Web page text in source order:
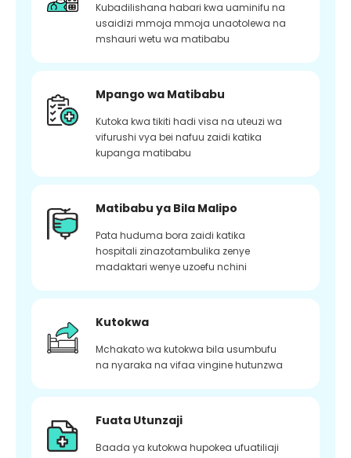
Kubadilishana habari kwa uaminifu na
usaidizi mmoja mmoja unaotolewa na
mshauri wetu wa matibabu
Mpango wa Matibabu
Kutoka kwa tikiti hadi visa na uteuzi wa
vifurushi vya bei nafuu zaidi katika
kupanga matibabu
Matibabu ya Bila Malipo
Pata huduma bora zaidi katika
hospitali zinazotambulika zenye
madaktari wenye uzoefu nchini
Kutokwa
Mchakato wa kutokwa bila usumbufu
na nyaraka na vifaa vingine hutunzwa
Fuata Utunzaji
Baada ya kutokwa hupokea ufuatiliaji